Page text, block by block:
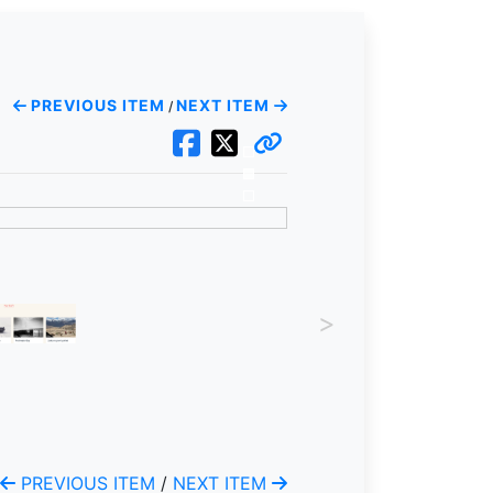
PREVIOUS ITEM / NEXT ITEM
>
PREVIOUS ITEM / NEXT ITEM